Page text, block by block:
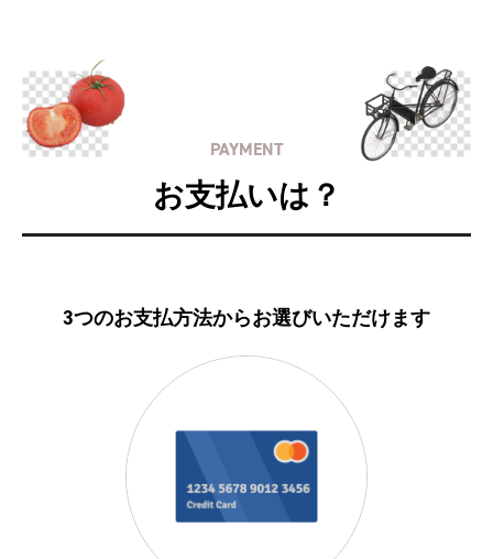
PAYMENT
お支払いは？
3つのお支払方法からお選びいただけます